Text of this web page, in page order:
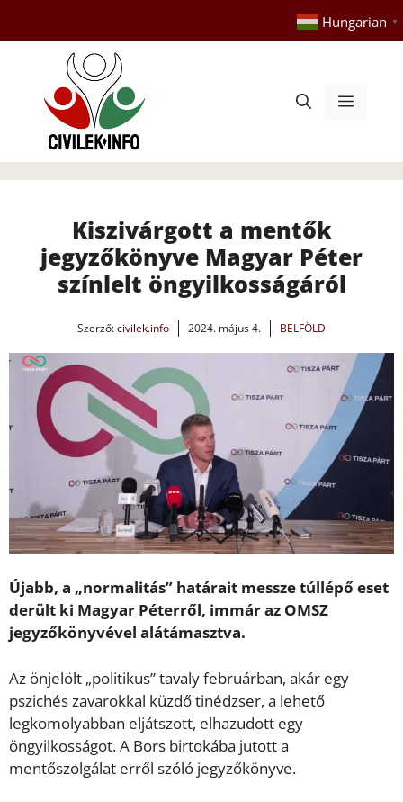
tartalomba
Hungarian ▼
Menü
Kiszivárgott a mentők
jegyzőkönyve Magyar Péter
színlelt öngyilkosságáról
Szerző:civilek.info 2024. május 4. BELFÖLD
Újabb, a „normalitás” határait messze túllépő eset
derült ki Magyar Péterről, immár az OMSZ
jegyzőkönyvével alátámasztva.
Az önjelölt „politikus” tavaly februárban, akár egy
pszichés zavarokkal küzdő tinédzser, a lehető
legkomolyabban eljátszott, elhazudott egy
öngyilkosságot. A Bors birtokába jutott a
mentőszolgálat erről szóló jegyzőkönyve.